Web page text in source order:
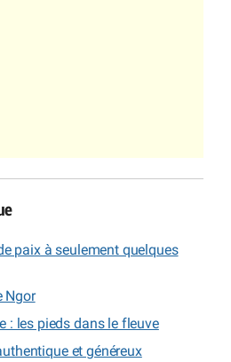
paix à seulement quelques
Ngor
: les pieds dans le fleuve
et généreux